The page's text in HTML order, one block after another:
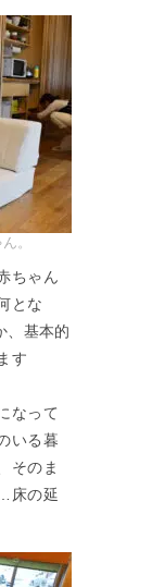
。
ちゃん
とな
、基本的
す
なって
いる暮
そのま
床の延